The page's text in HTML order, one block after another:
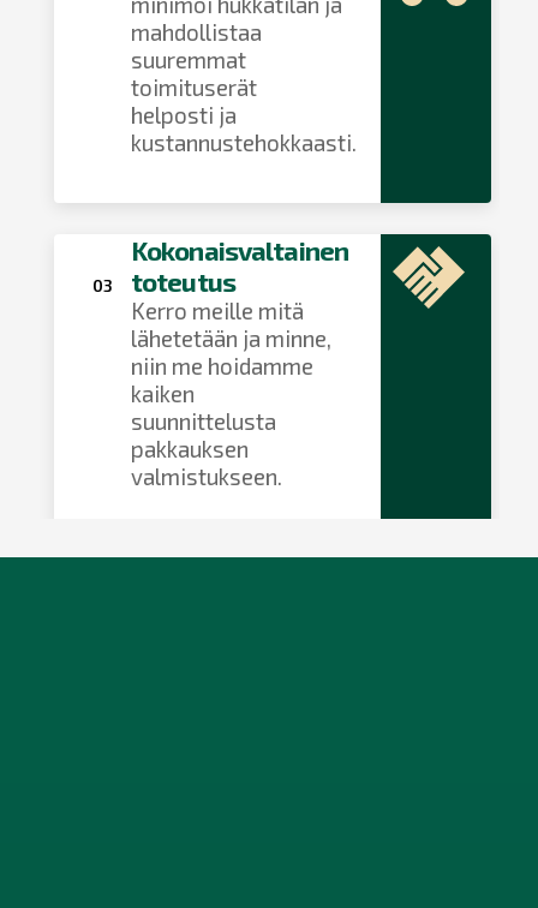
mahdollistaa
suuremmat
toimituserät
helposti ja
kustannustehokkaasti.
03
Kokonaisvaltainen
toteutus
Kerro meille mitä
lähetetään ja minne,
niin me hoidamme
kaiken
suunnittelusta
pakkauksen
valmistukseen.